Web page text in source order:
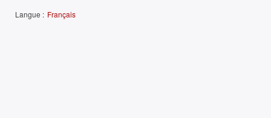
Langue : Français